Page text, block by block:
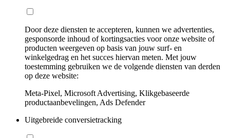
Door deze diensten te accepteren, kunnen we advertenties,
gesponsorde inhoud of kortingsacties voor onze website of
producten weergeven op basis van jouw surf- en
winkelgedrag en het succes hiervan meten. Met jouw
toestemming gebruiken we de volgende diensten van derden
op deze website:
Meta-Pixel, Microsoft Advertising, Klikgebaseerde
productaanbevelingen, Ads Defender
Uitgebreide conversietracking